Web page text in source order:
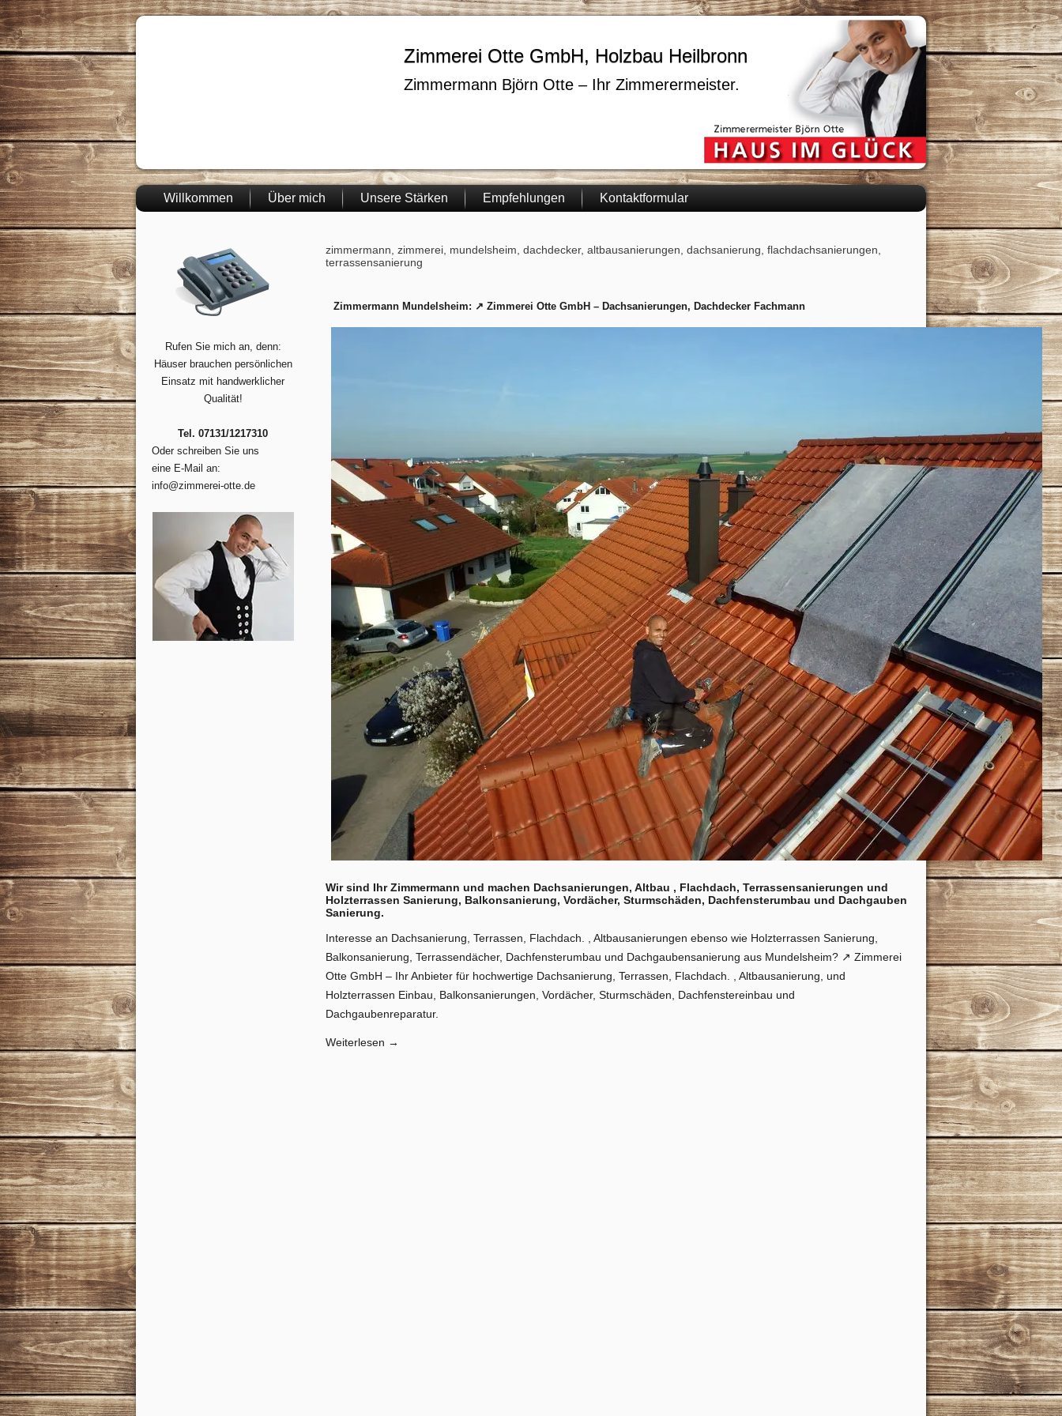
Zimmerei Otte GmbH, Holzbau Heilbronn
Zimmermann Björn Otte – Ihr Zimmerermeister.
Willkommen Über mich Unsere Stärken Empfehlungen Kontaktformular
Rufen Sie mich an, denn:
Häuser brauchen persönlichen
Einsatz mit handwerklicher
Qualität!
Tel. 07131/1217310
Oder schreiben Sie uns
eine E-Mail an:
info@zimmerei-otte.de
zimmermann, zimmerei, mundelsheim, dachdecker, altbausanierungen, dachsanierung, flachdachsanierungen,
terrassensanierung
Zimmermann Mundelsheim: ↗️ Zimmerei Otte GmbH – Dachsanierungen, Dachdecker Fachmann
Wir sind Ihr Zimmermann und machen Dachsanierungen, Altbau , Flachdach, Terrassensanierungen und
Holzterrassen Sanierung, Balkonsanierung, Vordächer, Sturmschäden, Dachfensterumbau und Dachgauben
Sanierung.
Interesse an Dachsanierung, Terrassen, Flachdach. , Altbausanierungen ebenso wie Holzterrassen Sanierung,
Balkonsanierung, Terrassendächer, Dachfensterumbau und Dachgaubensanierung aus Mundelsheim? ↗️ Zimmerei
Otte GmbH – Ihr Anbieter für hochwertige Dachsanierung, Terrassen, Flachdach. , Altbausanierung, und
Holzterrassen Einbau, Balkonsanierungen, Vordächer, Sturmschäden, Dachfenstereinbau und
Dachgaubenreparatur.
Weiterlesen →